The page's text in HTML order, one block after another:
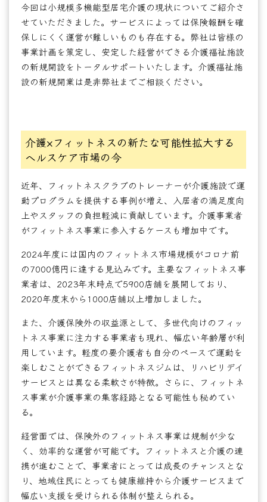
今回は小規模多機能型居宅介護の現状についてご紹介さ
せていただきました。サービスによっては保険報酬を確
保しにくく運営が難しいものも存在する。弊社は皆様の
事業計画を策定し、安定した経営ができる介護福祉施設
の新規開設をトータルサポートいたします。介護福祉施
設の新規開業は是非弊社までご相談ください。
介護×フィットネスの新たな可能性拡大する
ヘルスケア市場の今
近年、フィットネスクラブのトレーナーが介護施設で運
動プログラムを提供する事例が増え、入居者の満足度向
上やスタッフの負担軽減に貢献しています。介護事業者
がフィットネス事業に参入するケースも増加中です。
2024年度には国内のフィットネス市場規模がコロナ前
の7000億円に達する見込みです。主要なフィットネス事
業者は、2023年末時点で5900店舗を展開しており、
2020年度末から1000店舗以上増加しました。
また、介護保険外の収益源として、多世代向けのフィッ
トネス事業に注力する事業者も現れ、幅広い年齢層が利
用しています。軽度の要介護者も自分のペースで運動を
楽しむことができるフィットネスジムは、リハビリデイ
サービスとは異なる柔軟さが特徴。さらに、フィットネ
ス事業が介護事業の集客経路となる可能性も秘めてい
る。
経営面では、保険外のフィットネス事業は規制が少な
く、効率的な運営が可能です。フィットネスと介護の連
携が進むことで、事業者にとっては成長のチャンスとな
り、地域住民にとっても健康維持から介護サービスまで
幅広い支援を受けられる体制が整えられる。